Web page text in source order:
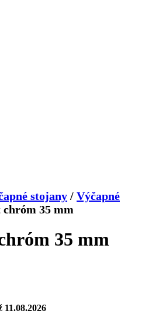
stojany / Výčapné
35 mm
35 mm
11.08.2026